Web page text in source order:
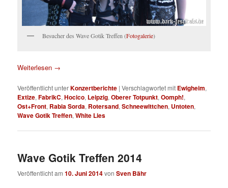
Besucher des Wave Gotik Treffen (Fotogalerie)
Weiterlesen →
Veröffentlicht unterKonzertberichte |Verschlagwortet mit Ewigheim,
Extize,FabrikC,Hocico, Leipzig,Oberer Totpunkt,Oomph!,
Ost+Front, Rabia Sorda, Rotersand,Schneewittchen, Untoten,
Wave Gotik Treffen,White Lies
Wave Gotik Treffen 2014
Veröffentlicht am10. Juni 2014vonSven Bähr